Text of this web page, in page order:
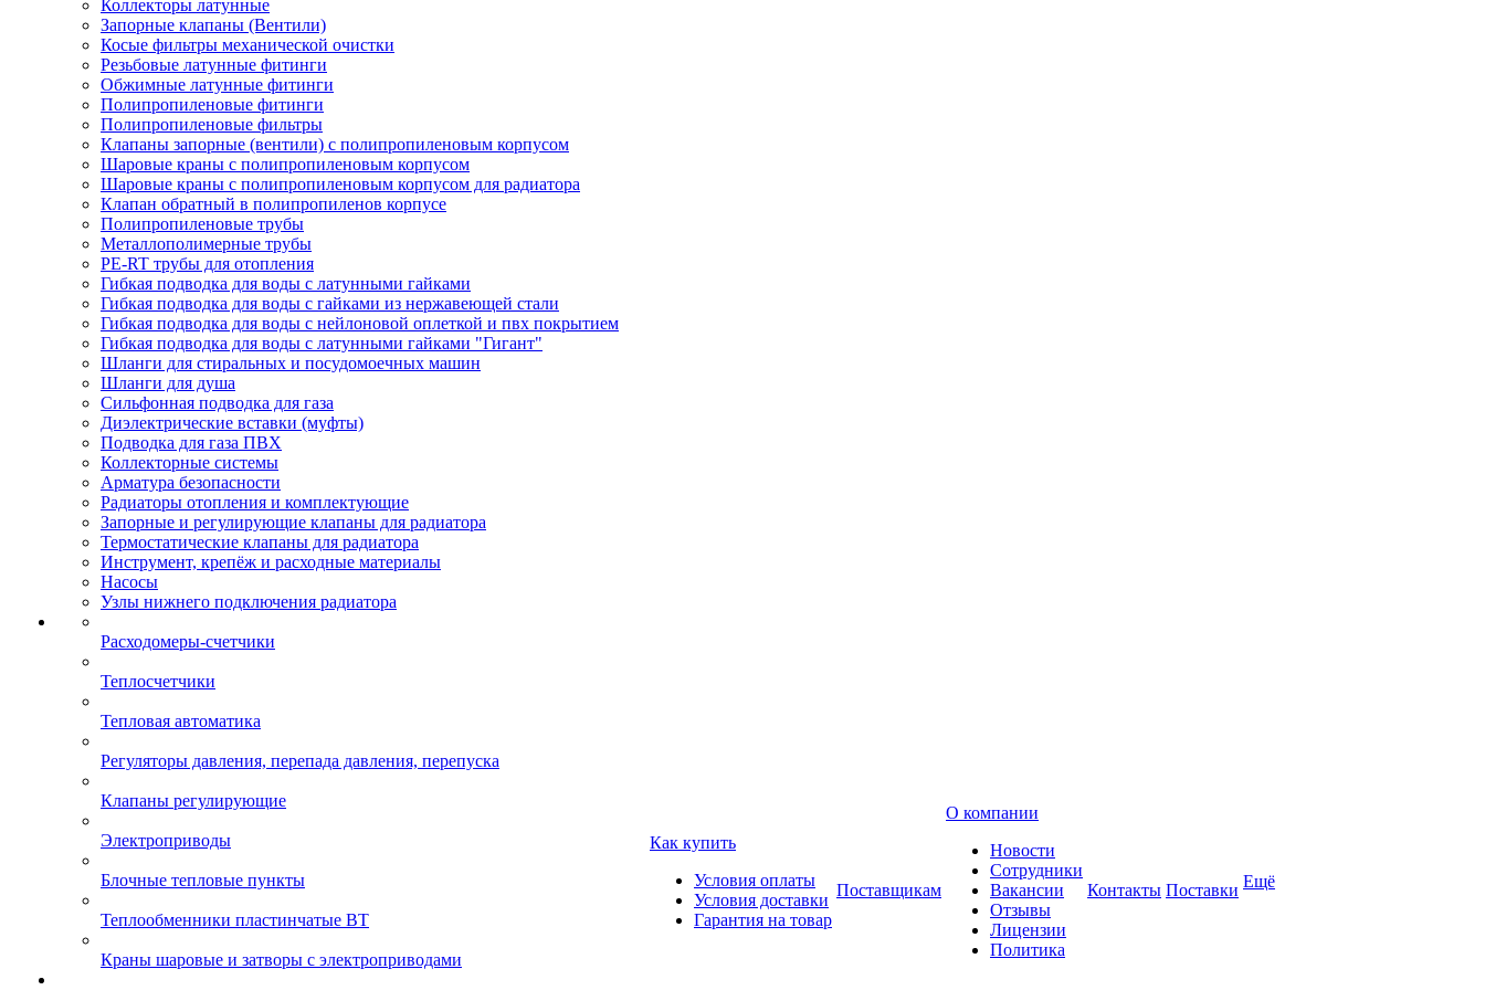
Коллекторы латунные
Запорные клапаны (Вентили)
Косые фильтры механической очистки
Резьбовые латунные фитинги
Обжимные латунные фитинги
Полипропиленовые фитинги
Полипропиленовые фильтры
Клапаны запорные (вентили) с полипропиленовым корпусом
Шаровые краны с полипропиленовым корпусом
Шаровые краны с полипропиленовым корпусом для радиатора
Клапан обратный в полипропиленов корпусе
Полипропиленовые трубы
Металлополимерные трубы
PE-RT трубы для отопления
Гибкая подводка для воды с латунными гайками
Гибкая подводка для воды с гайками из нержавеющей стали
Гибкая подводка для воды с нейлоновой оплеткой и пвх покрытием
Гибкая подводка для воды с латунными гайками "Гигант"
Шланги для стиральных и посудомоечных машин
Шланги для душа
Сильфонная подводка для газа
Диэлектрические вставки (муфты)
Подводка для газа ПВХ
Коллекторные системы
Арматура безопасности
Радиаторы отопления и комплектующие
Запорные и регулирующие клапаны для радиатора
Термостатические клапаны для радиатора
Инструмент, крепёж и расходные материалы
Насосы
Узлы нижнего подключения радиатора
Расходомеры-счетчики
Теплосчетчики
Тепловая автоматика
Регуляторы давления, перепада давления, перепуска
Клапаны регулирующие
Электроприводы
Блочные тепловые пункты
Теплообменники пластинчатые ВТ
Краны шаровые и затворы с электроприводами
Как купить
Условия оплаты
Условия доставки
Гарантия на товар
Поставщикам
О компании
Новости
Сотрудники
Вакансии
Отзывы
Лицензии
Политика
Контакты Поставки Ещё